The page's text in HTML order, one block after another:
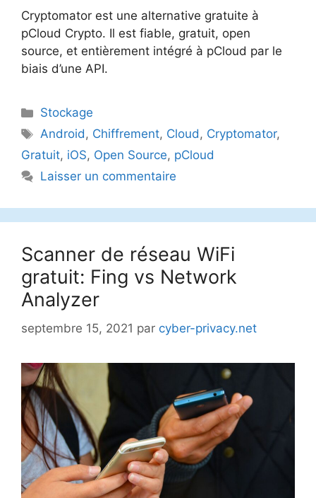
Cryptomator est une alternative gratuite à
pCloud Crypto. Il est fiable, gratuit, open
source, et entièrement intégré à pCloud par le
biais d’une API.
Catégories
Stockage
Étiquettes
Android, Chiffrement, Cloud, Cryptomator,
Gratuit, iOS, Open Source, pCloud
Laisser un commentaire
Scanner de réseau WiFi
gratuit: Fing vs Network
Analyzer
septembre 15, 2021 par cyber-privacy.net